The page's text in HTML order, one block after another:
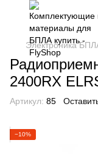
Электроника
2400RX
Артикул: 85
−10%